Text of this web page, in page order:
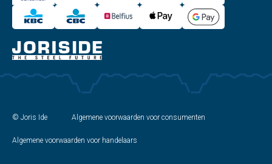
© Joris Ide Algemene voorwaarden voor consumenten
Algemene voorwaarden voor handelaars